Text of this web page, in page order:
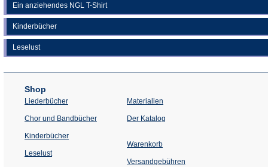
Ein anziehendes NGL T-Shirt
Kinderbücher
Leselust
Shop
Liederbücher
Chor und Bandbücher
Kinderbücher
Leselust
Materialien
Der Katalog
Warenkorb
Versandgebühren